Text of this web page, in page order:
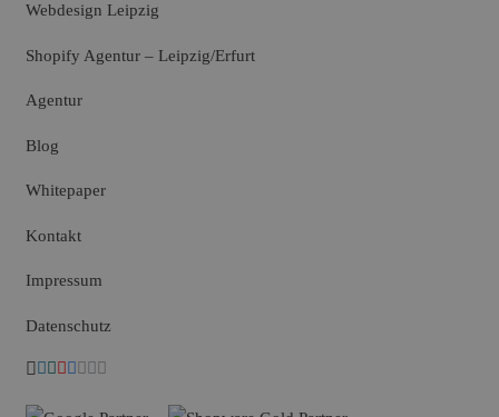
Webdesign Leipzig
Shopify Agentur – Leipzig/Erfurt
Agentur
Blog
Whitepaper
Kontakt
Impressum
Datenschutz